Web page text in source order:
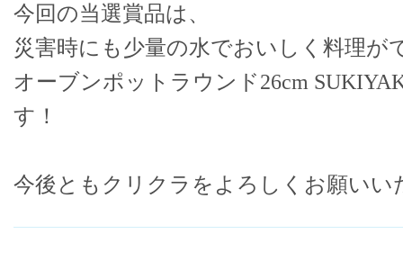
今回の当選賞品は、
災害時にも少量の水でおいしく料理が
オーブンポットラウンド26cm
す！
今後ともクリクラをよろしくお願いい